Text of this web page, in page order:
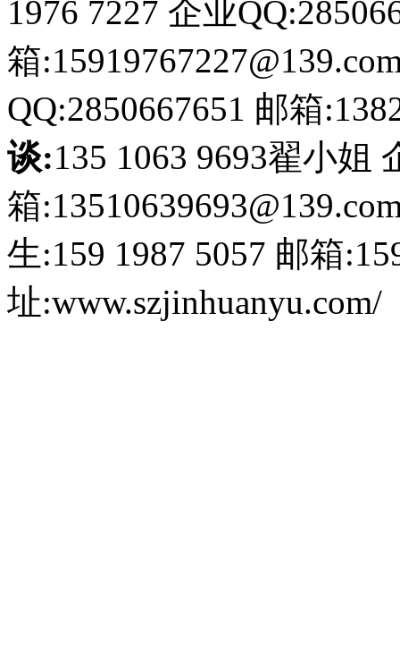
1976 7227 企业
箱
QQ:2850667651 邮箱
谈:135 1063 9693翟小姐
箱
生:159 1987 5057 邮箱
址:www.szjinhuanyu.com/